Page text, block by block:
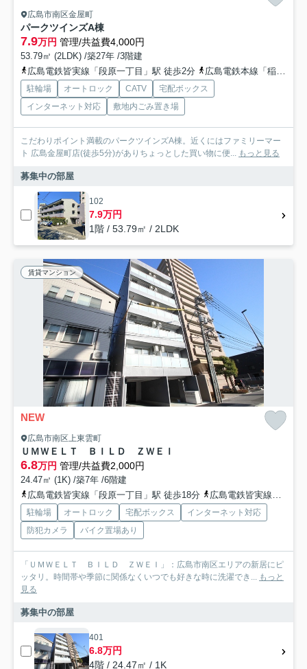
広島市南区金屋町
パークツインズA棟
7.9万円 管理/共益費4,000円
53.79㎡ (2LDK) /築27年 /3階建
広島電鉄皆実線「段原一丁目」駅 徒歩2分
広島電鉄本線「稲荷町」駅 徒歩6分
駐輪場 オートロック CATV
宅配ボックス
インターネット対応
敷地内ごみ置き場
こだわりポイント満載のパークツインズA棟。近くにはファミリーマー
ト 広島金屋町店(徒歩5分)がありちょっとした買い物に便... もっと見る
募集中の部屋
102
7.9万円
1階 / 53.79㎡ / 2LDK
賃貸マンション
NEW
広島市南区上東雲町
ＵＭＷＥＬＴ ＢＩＬＤ ＺＷＥＩ
6.8万円 管理/共益費2,000円
24.47㎡ (1K) /築7年 /6階建
広島電鉄皆実線「段原一丁目」駅 徒歩18分
広島電鉄皆実線「比治山下」駅 徒歩20分
駐輪場 オートロック 宅配ボックス
インターネット対応
防犯カメラ
バイク置場あり
「ＵＭＷＥＬＴ ＢＩＬＤ ＺＷＥＩ」：広島市南区エリアの新居にピ
ッタリ。時間帯や季節に関係なくいつでも好きな時に洗濯でき... もっと
見る
募集中の部屋
401
6.8万円
4階 / 24.47㎡ / 1K